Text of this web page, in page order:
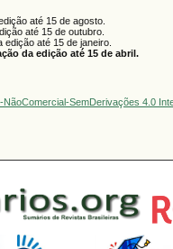
até 15 de agosto.
até 15 de outubro.
até 15 de janeiro.
da edição até 15 de abril.
SemDerivações 4.0